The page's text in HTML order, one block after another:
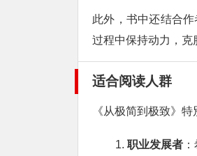
此外，书中还结合
过程中保持动力，克
适合阅读人群
《从极简到极致》
职业发展者